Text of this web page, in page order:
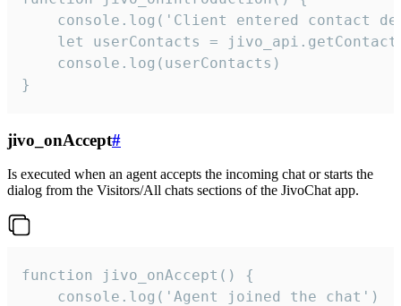
console.log('Client entered contact
let userContacts =
    console.log(userContacts)
}
jivo_onAccept#
Is executed when an agent accepts the incoming chat or starts the
dialog from the Visitors/All chats sections of the JivoChat app.
function jivo_onAccept() {